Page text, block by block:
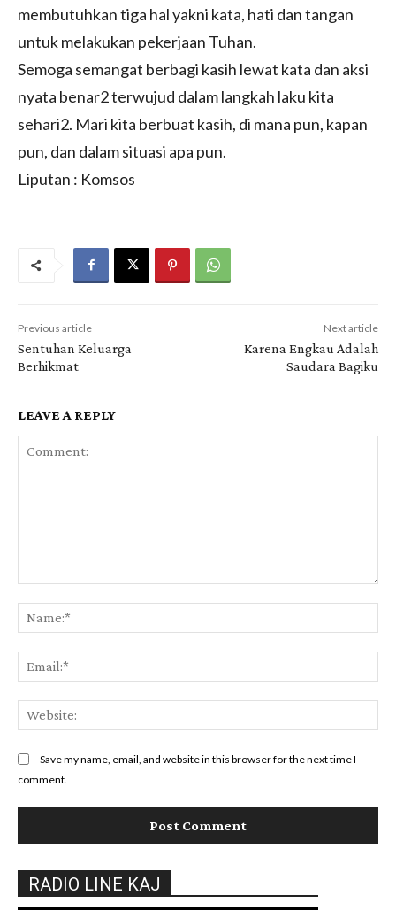
membutuhkan tiga hal yakni kata, hati dan tangan
untuk melakukan pekerjaan Tuhan.
Semoga semangat berbagi kasih lewat kata dan aksi
nyata benar2 terwujud dalam langkah laku kita
sehari2. Mari kita berbuat kasih, di mana pun, kapan
pun, dan dalam situasi apa pun.
Liputan : Komsos
Previous article
Sentuhan Keluarga
Berhikmat
Next article
Karena Engkau Adalah
Saudara Bagiku
LEAVE A REPLY
Save my name, email, and website in this browser for the next time I
comment.
RADIO LINE KAJ